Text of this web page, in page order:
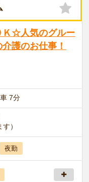
☆人気のグルー
護のお仕事！
7分
）
夜勤